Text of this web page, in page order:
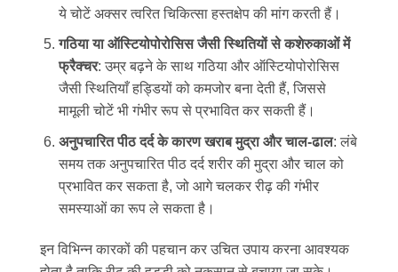
ये चोटें अक्सर त्वरित चिकित्सा हस्तक्षेप की मांग करती हैं।
गठिया या ऑस्टियोपोरोसिस जैसी स्थितियों से कशेरुकाओं में
फ्रैक्चर: उम्र बढ़ने के साथ गठिया और ऑस्टियोपोरोसिस
जैसी स्थितियाँ हड्डियों को कमजोर बना देती हैं, जिससे
मामूली चोटें भी गंभीर रूप से प्रभावित कर सकती हैं।
अनुपचारित पीठ दर्द के कारण खराब मुद्रा और चाल-ढाल: लंबे
समय तक अनुपचारित पीठ दर्द शरीर की मुद्रा और चाल को
प्रभावित कर सकता है, जो आगे चलकर रीढ़ की गंभीर
समस्याओं का रूप ले सकता है।
इन विभिन्न कारकों की पहचान कर उचित उपाय करना आवश्यक